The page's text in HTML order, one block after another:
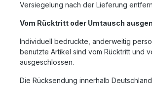
Versiegelung nach der Lieferung
Vom Rücktritt oder Umtausch
Individuell bedruckte, anderweitig
benutzte Artikel sind vom Rücktritt und
ausgeschlossen.
Die Rücksendung innerhalb